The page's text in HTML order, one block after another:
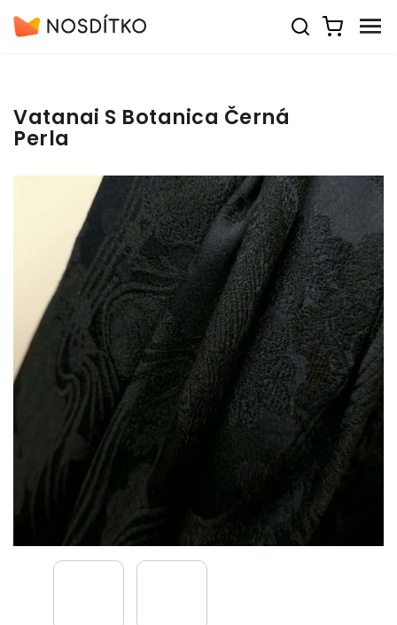
Vatanai S Botanica Černá
Perla